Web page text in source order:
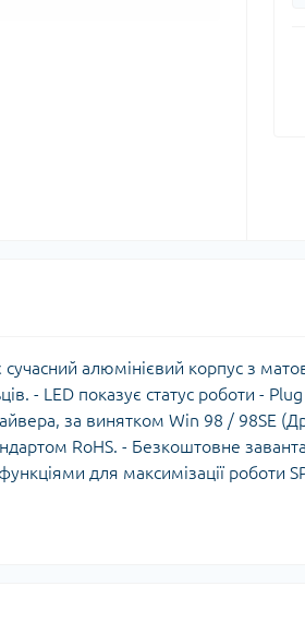
алюмінієвий корпус з
- LED показує статус роботи -
за винятком Win 98 / 98SE
RoHS. - Безкоштовне
для максимізації роботи